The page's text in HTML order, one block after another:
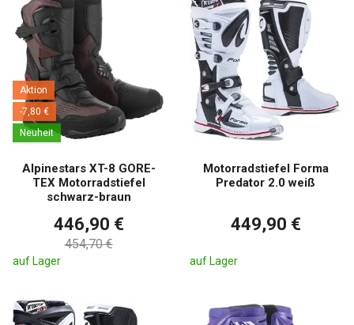
Aktion
-7,80 €
Neuheit
Alpinestars XT-8 GORE-
TEX Motorradstiefel
schwarz-braun
446,90 €
454,70 €
auf Lager
Motorradstiefel Forma
Predator 2.0 weiß
449,90 €
auf Lager